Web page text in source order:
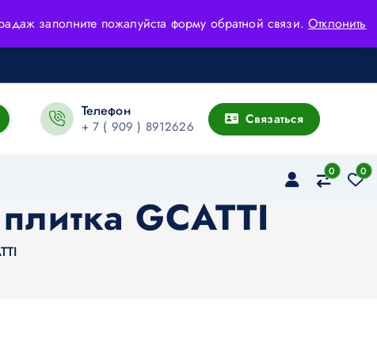
заполните пожалуйста форму обратной связи.Отклонить
Телефон
+ 7 ( 909 ) 8912626 Связаться
0 0
GCATTI